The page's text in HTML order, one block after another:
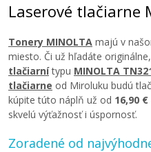
Laserové tlačiarne
Tonery MINOLTA majú v
miesto. Či už hľadáte
tlačiarnítypu MINOLTA
tlačiarne od Miroluku budú
kúpite túto náplň už od 16,90 €
skvelú výťažnosť i úspornosť.
Zoradené od